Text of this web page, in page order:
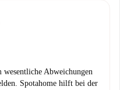
wesentliche Abweichungen
Spotahome hilft bei der